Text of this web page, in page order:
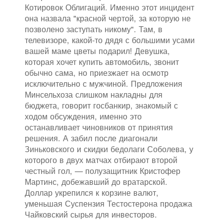
Котировок Облигаций. Именно этот инцидент
она назвала "красной чертой, за которую не
позволено заступать никому". Там, в
телевизоре, какой-то дядя с большими усами
вашей маме цветы подарил! Девушка,
которая хочет купить автомобиль, звонит
обычно сама, но приезжает на осмотр
исключительно с мужчиной. Предложения
Минсельхоза слишком накладны для
бюджета, говорит госбанкир, знакомый с
ходом обсуждения, именно это
останавливает чиновников от принятия
решения. А забил после диагонали
Зиньковского и скидки бедолаги Соболева, у
которого в двух матчах отбирают второй
честный гол, — полузащитник Кристофер
Мартинс, добежавший до вратарской.
Доллар укрепился к корзине валют,
уменьшая Суспензия Тестостерона продажа
Чайковский сырья для инвесторов.